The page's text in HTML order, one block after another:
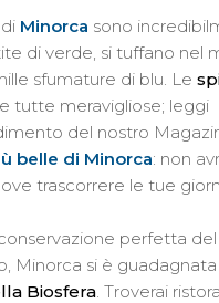
Minorca sono
di verde, si tuffano nel
sfumature di blu. Le
tutte meravigliose; leggi
del nostro
belle di Minorca: non
trascorrere le tue
perfetta
Minorca si è
Biosfera . Troverai